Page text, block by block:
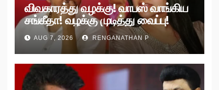
விவகாரத்து வழக்கு! வாபஸ் வாங்கிய
சங்கீதா! வழக்கு முடித்து வைப்பு!
AUG 7, 2026 RENGANATHAN P